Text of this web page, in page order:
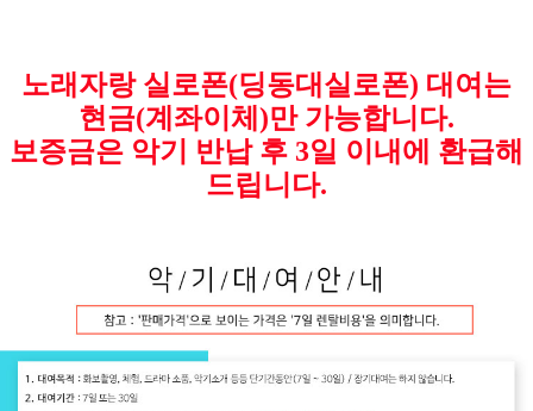
노래자랑 실로폰(딩동대실로폰) 대여는
현금(계좌이체)만 가능합니다.
보증금은 악기 반납 후 3일 이내에 환급해
드립니다.